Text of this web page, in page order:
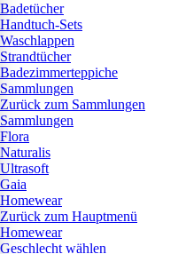
Badetücher
Handtuch-Sets
Waschlappen
Strandtücher
Badezimmerteppiche
Sammlungen
Zurück zum Sammlungen
Sammlungen
Flora
Naturalis
Ultrasoft
Gaia
Homewear
Zurück zum Hauptmenü
Homewear
Geschlecht wählen